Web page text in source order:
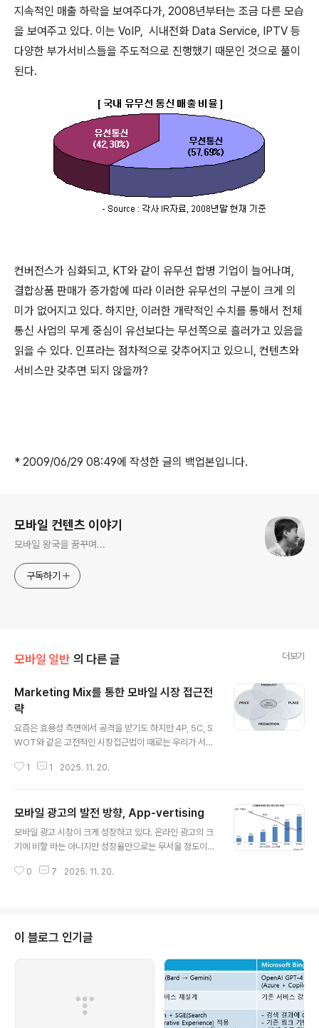
지속적인 매출 하락을 보여주다가, 2008년부터는 조금 다른 모습
을 보여주고 있다. 이는 VoIP, 시내전화 Data Service, IPTV 등
다양한 부가서비스들을 주도적으로 진행했기 때문인 것으로 풀이
된다.
컨버전스가 심화되고, KT와 같이 유무선 합병 기업이 늘어나며,
결합상품 판매가 증가함에 따라 이러한 유무선의 구분이 크게 의
미가 없어지고 있다. 하지만, 이러한 개략적인 수치를 통해서 전체
통신 사업의 무게 중심이 유선보다는 무선쪽으로 흘러가고 있음을
읽을 수 있다. 인프라는 점차적으로 갖추어지고 있으니, 컨텐츠와
서비스만 갖추면 되지 않을까?
* 2009/06/29 08:49에 작성한 글의 백업본입니다.
모바일 컨텐츠 이야기
모바일 왕국을 꿈꾸며...
구독하기
모바일 일반 의 다른 글 더보기
Marketing Mix를 통한 모바일 시장 접근전
략
요즘은 효용성 측면에서 공격을 받기도 하지만 4P, 5C, S
WOT와 같은 고전적인 시장접근법이 때로는 우리가 서있
서는 Marketing Mix 을 통해 모바일 시장 접근전략을 가
rend, 차별성등 이다. 시장 Insight가 풍부한 기획자일 수
록 더욱 강조하는 측면이고, 너무나 당연한 이야기이다. 하
지만, 뭐든 지나치면 위험한 법이다. 평소에 가장 강조하는
것이다. 'Time to Market'을 통해서 하고 싶은 이야기는
1 1 2025. 11. 20.
모바일 광고의 발전 방향, App-vertising
모바일 광고 시장이 크게 성장하고 있다. 온라인 광고의 크
기에 비할 바는 아니지만 성장율만으로는 무서울 정도이
의 이동이다. 얼마전까지만 해도 모바일 광고라는 것은 타
이 아닌 이통사 중심으로 흘러갔기 때문이다. 최근에 아이
폰의 등장과 앱스토어의 성공으로 인해 광고가 단순한 SM
S 발송이 아닌 컨텐츠 내의 플랫폼(App-vertising)으로
성장하였고, 모바일 광고의 주도권이 이통사에서 단말사,
플랫폼 제조사, 대형 인터넷 포탈, 기존 광고 솔루션 업체등
으로 이동해가고 있다. 이러한 헤게모..
0 7 2025. 11. 20.
이 블로그 인기글